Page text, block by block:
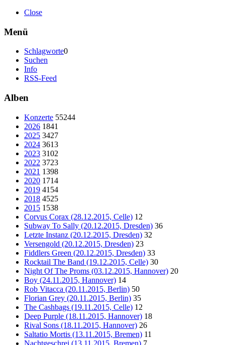
Close
Menü
Schlagworte0
Suchen
Info
RSS-Feed
Alben
Konzerte 55244
2026 1841
2025 3427
2024 3613
2023 3102
2022 3723
2021 1398
2020 1714
2019 4154
2018 4525
2015 1538
Corvus Corax (28.12.2015, Celle) 12
Subway To Sally (20.12.2015, Dresden) 36
Letzte Instanz (20.12.2015, Dresden) 32
Versengold (20.12.2015, Dresden) 23
Fiddlers Green (20.12.2015, Dresden) 33
Rocktail The Band (19.12.2015, Celle) 30
Night Of The Proms (03.12.2015, Hannover) 20
Boy (24.11.2015, Hannover) 14
Rob Vitacca (20.11.2015, Berlin) 50
Florian Grey (20.11.2015, Berlin) 35
The Cashbags (19.11.2015, Celle) 12
Deep Purple (18.11.2015, Hannover) 18
Rival Sons (18.11.2015, Hannover) 26
Saltatio Mortis (13.11.2015, Bremen) 11
Nachtgeschrei (13.11.2015, Bremen) 7